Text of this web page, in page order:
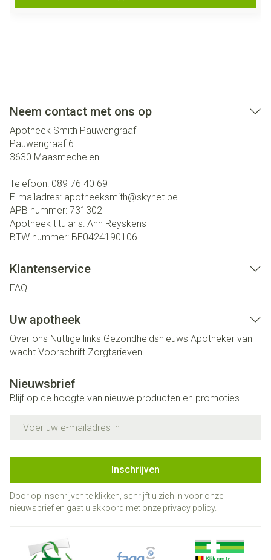
Neem contact met ons op
Apotheek Smith Pauwengraaf
Pauwengraaf 6
3630 Maasmechelen
Telefoon: 089 76 40 69
E-mailadres: apotheeksmith@skynet.be
APB nummer: 731302
Apotheek titularis: Ann Reyskens
BTW nummer: BE0424190106
Klantenservice
FAQ
Uw apotheek
Over ons Nuttige links Gezondheidsnieuws Apotheker van
wacht Voorschrift Zorgtarieven
Nieuwsbrief
Blijf op de hoogte van nieuwe producten en promoties
Inschrijven
Door op inschrijven te klikken, schrijft u zich in voor onze
nieuwsbrief en gaat u akkoord met onze privacy policy.